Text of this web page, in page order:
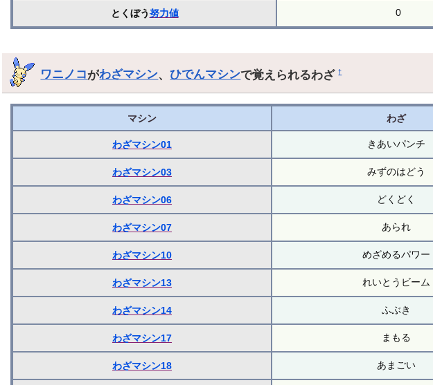
とくぼう努力値 0
ワニノコがわざマシン、ひでんマシンで覚えられるわざ†
マシン わざ
わざマシン01 きあいパンチ
わざマシン03 みずのはどう
わざマシン06 どくどく
わざマシン07 あられ
わざマシン10 めざめるパワー
わざマシン13 れいとうビーム
わざマシン14 ふぶき
わざマシン17 まもる
わざマシン18 あまごい